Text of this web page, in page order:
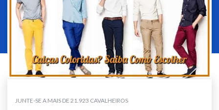
JUNTE-SE A MAIS DE 21.923 CAVALHEIROS